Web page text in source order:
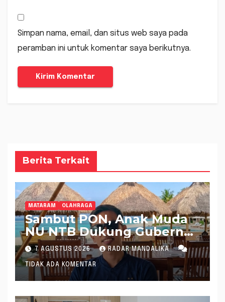
Simpan nama, email, dan situs web saya pada
peramban ini untuk komentar saya berikutnya.
Berita Terkait
MATARAM OLAHRAGA
Sambut PON, Anak Muda
NU NTB Dukung Gubernur
Pimpin KONI NTB
7 AGUSTUS 2026 RADAR MANDALIKA
TIDAK ADA KOMENTAR